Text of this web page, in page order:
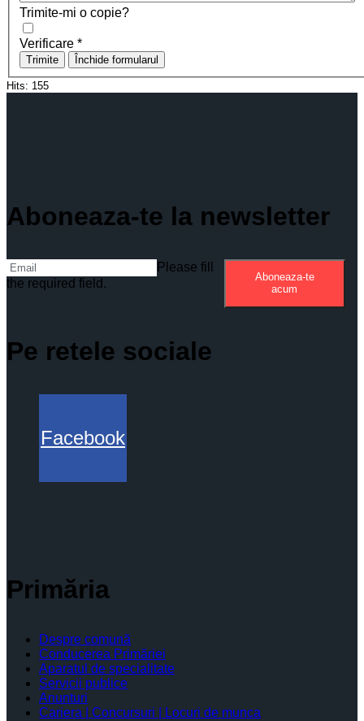
Trimite-mi o copie?
Verificare *
Trimite Închide formularul
Hits: 155
Aboneaza-te la newsletter
Please fill
the required field.
Aboneaza-te
acum
Pe retele sociale
Facebook
Primăria
Despre comună
Conducerea Primăriei
Aparatul de specialitate
Servicii publice
Anunturi
Cariera | Concursuri | Locuri de munca